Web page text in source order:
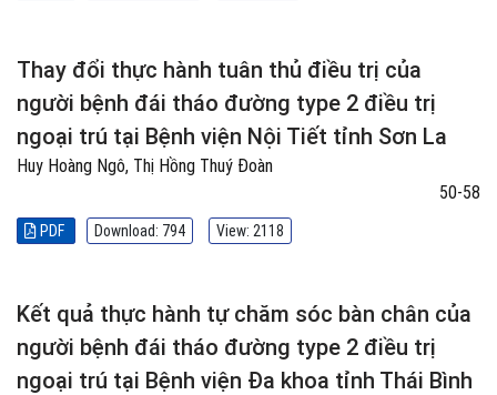
Thay đổi thực hành tuân thủ điều trị của
người bệnh đái tháo đường type 2 điều trị
ngoại trú tại Bệnh viện Nội Tiết tỉnh Sơn La
Huy Hoàng Ngô, Thị Hồng Thuý Đoàn
50-58
PDF Download: 794 View: 2118
Kết quả thực hành tự chăm sóc bàn chân của
người bệnh đái tháo đường type 2 điều trị
ngoại trú tại Bệnh viện Đa khoa tỉnh Thái Bình